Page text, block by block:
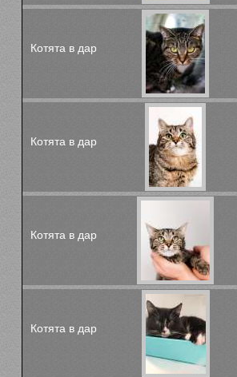
Котята в дар
Котята в дар
Котята в дар
Котята в дар